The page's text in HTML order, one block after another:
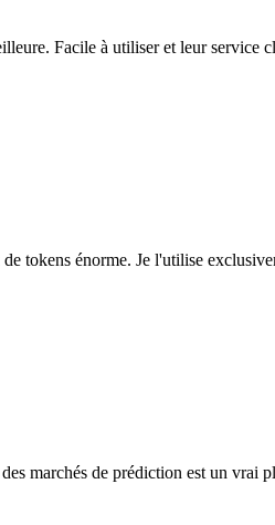
Facile à utiliser et leur service
tokens énorme. Je l'utilise
marchés de prédiction est un vrai